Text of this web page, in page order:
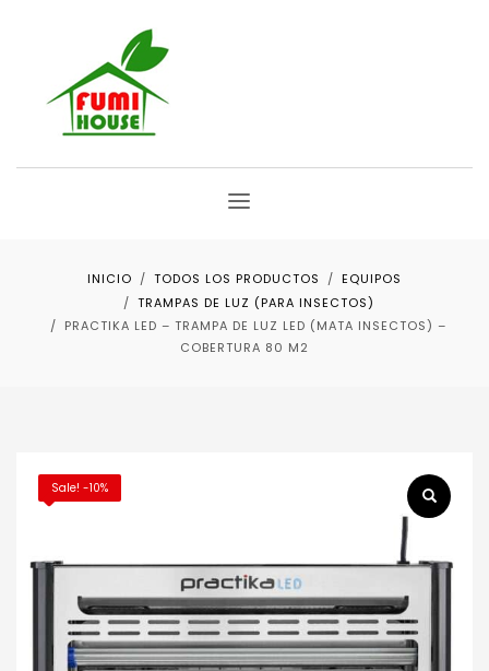
INICIO TODOS LOS PRODUCTOS
EQUIPOS
TRAMPAS DE LUZ (PARA INSECTOS)
PRACTIKA LED – TRAMPA DE LUZ LED (MATA INSECTOS) –
COBERTURA 80 M2
Sale! -10%